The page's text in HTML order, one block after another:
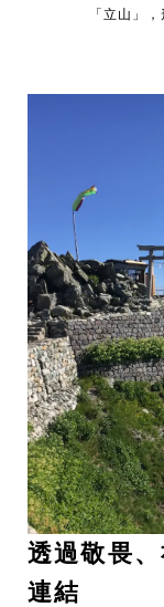
「立山」
透過敬畏
連結